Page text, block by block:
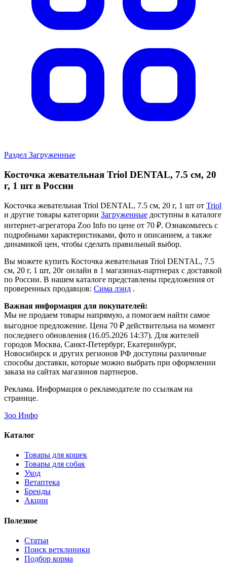
Раздел Загруженные
Косточка жевательная Triol DENTAL, 7.5 см, 20
г, 1 шт в России
Косточка жевательная Triol DENTAL, 7.5 см, 20 г, 1 шт от Triol
и другие товары категории Загруженные доступны в каталоге
интернет-агрегатора Zoo Info по цене от 70 ₽. Ознакомьтесь с
подробными характеристиками, фото и описанием, а также
динамикой цен, чтобы сделать правильный выбор.
Вы можете купить Косточка жевательная Triol DENTAL, 7.5
см, 20 г, 1 шт, 20г онлайн в 1 магазинах-партнерах с доставкой
по России. В нашем каталоге представлены предложения от
проверенных продавцов: Сима лэнд .
Важная информация для покупателей:
Мы не продаем товары напрямую, а помогаем найти самое
выгодное предложение. Цена 70 ₽ действительна на момент
последнего обновления (16.05.2026 14:37). Для жителей
городов Москва, Санкт-Петербург, Екатеринбург,
Новосибирск и других регионов РФ доступны различные
способы доставки, которые можно выбрать при оформлении
заказа на сайтах магазинов партнеров.
Реклама. Информация о рекламодателе по ссылкам на
странице.
Зоо Инфо
Каталог
Товары для кошек
Товары для собак
Уход
Ветаптека
Бренды
Акции
Полезное
Статьи
Поиск ветклиники
Подбор корма